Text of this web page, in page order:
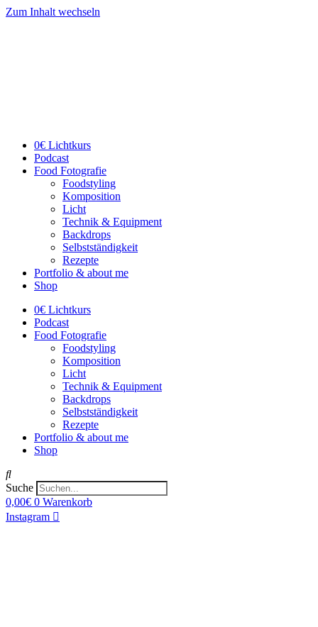
Zum Inhalt wechseln
0€ Lichtkurs
Podcast
Food Fotografie
Foodstyling
Komposition
Licht
Technik & Equipment
Backdrops
Selbstständigkeit
Rezepte
Portfolio & about me
Shop
0€ Lichtkurs
Podcast
Food Fotografie
Foodstyling
Komposition
Licht
Technik & Equipment
Backdrops
Selbstständigkeit
Rezepte
Portfolio & about me
Shop
Suche
0,00€ 0 Warenkorb
Instagram